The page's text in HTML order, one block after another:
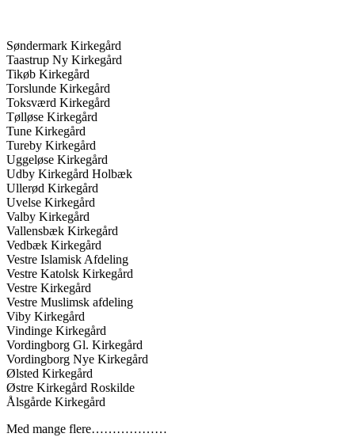
Søndermark Kirkegård
Taastrup Ny Kirkegård
Tikøb Kirkegård
Torslunde Kirkegård
Toksværd Kirkegård
Tølløse Kirkegård
Tune Kirkegård
Tureby Kirkegård
Uggeløse Kirkegård
Udby Kirkegård Holbæk
Ullerød Kirkegård
Uvelse Kirkegård
Valby Kirkegård
Vallensbæk Kirkegård
Vedbæk Kirkegård
Vestre Islamisk Afdeling
Vestre Katolsk Kirkegård
Vestre Kirkegård
Vestre Muslimsk afdeling
Viby Kirkegård
Vindinge Kirkegård
Vordingborg Gl. Kirkegård
Vordingborg Nye Kirkegård
Ølsted Kirkegård
Østre Kirkegård Roskilde
Ålsgårde Kirkegård
Med mange flere………………